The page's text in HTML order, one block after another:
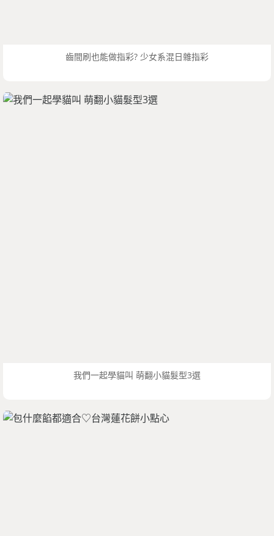
齒間刷也能做指彩? 少女系混日雜指彩
我們一起學貓叫 萌翻小貓髮型3選